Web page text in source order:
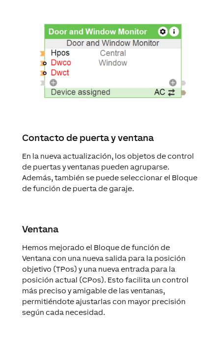
Contacto de puerta y ventana
En la nueva actualización, los objetos de control
de puertas y ventanas pueden agruparse.
Además, también se puede seleccionar el Bloque
de función de puerta de garaje.
Ventana
Hemos mejorado el Bloque de función de
Ventana con una nueva salida para la posición
objetivo (TPos) y una nueva entrada para la
posición actual (CPos). Esto facilita un control
más preciso y amigable de las ventanas,
permitiéndote ajustarlas con mayor precisión
según cada necesidad.